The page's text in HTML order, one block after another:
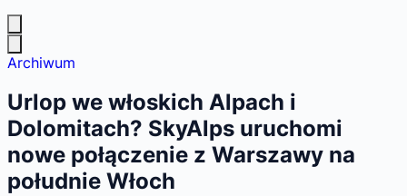
Archiwum
Urlop we włoskich Alpach i
Dolomitach? SkyAlps uruchomi
nowe połączenie z Warszawy na
południe Włoch